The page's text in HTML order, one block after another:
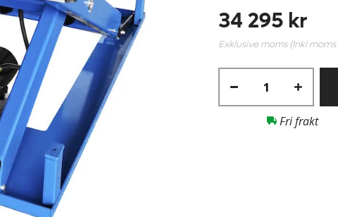
34 295 kr
Exklusive moms (Inkl moms
Fri frakt